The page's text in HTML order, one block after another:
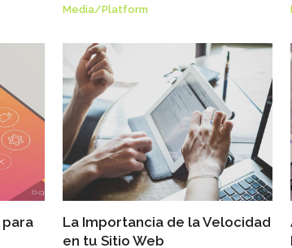
Media/Platform
para
La Importancia de la Velocidad
en tu Sitio Web